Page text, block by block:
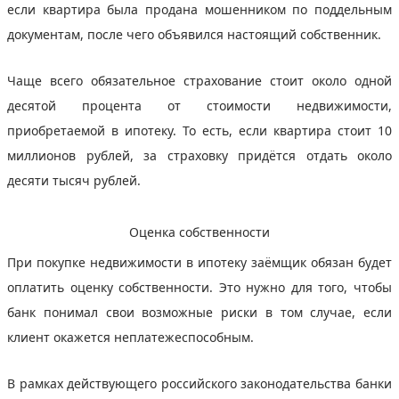
если квартира была продана мошенником по поддельным
документам, после чего объявился настоящий собственник.
Чаще всего обязательное страхование стоит около одной
десятой процента от стоимости недвижимости,
приобретаемой в ипотеку. То есть, если квартира стоит 10
миллионов рублей, за страховку придётся отдать около
десяти тысяч рублей.
Оценка собственности
При покупке недвижимости в ипотеку заёмщик обязан будет
оплатить оценку собственности. Это нужно для того, чтобы
банк понимал свои возможные риски в том случае, если
клиент окажется неплатежеспособным.
В рамках действующего российского законодательства банки